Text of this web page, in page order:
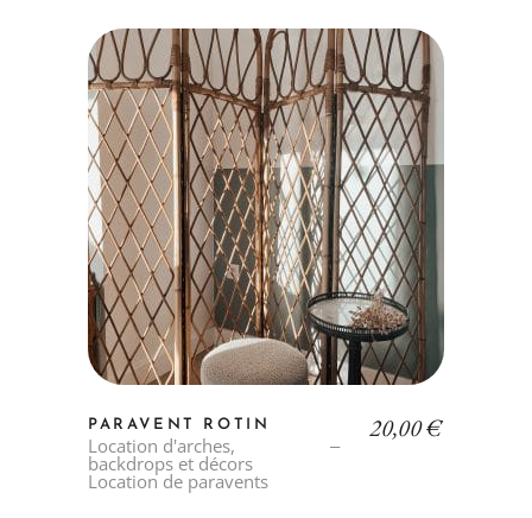
PARAVENT ROTIN
Location d'arches,
backdrops et décors
Location de paravents
20,00€